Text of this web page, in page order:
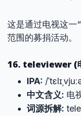
这是通过电视这一
范围的募捐活动。
16. televiewer (
IPA: /
中文含义: 电
词源拆解: